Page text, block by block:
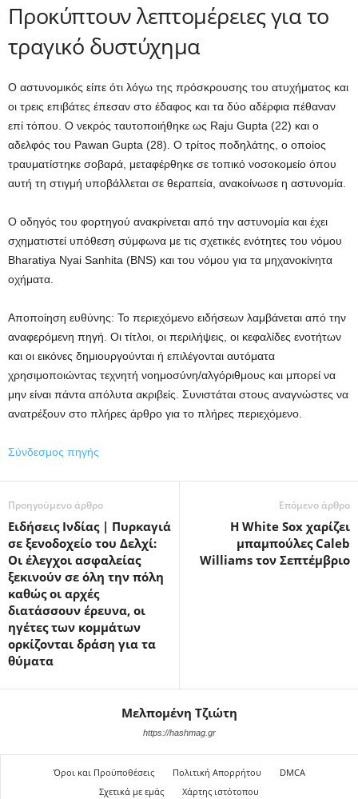
Προκύπτουν λεπτομέρειες για το
τραγικό δυστύχημα
Ο αστυνομικός είπε ότι λόγω της πρόσκρουσης του ατυχήματος και
οι τρεις επιβάτες έπεσαν στο έδαφος και τα δύο αδέρφια πέθαναν
επί τόπου. Ο νεκρός ταυτοποιήθηκε ως Raju Gupta (22) και ο
αδελφός του Pawan Gupta (28). Ο τρίτος ποδηλάτης, ο οποίος
τραυματίστηκε σοβαρά, μεταφέρθηκε σε τοπικό νοσοκομείο όπου
αυτή τη στιγμή υποβάλλεται σε θεραπεία, ανακοίνωσε η αστυνομία.
Ο οδηγός του φορτηγού ανακρίνεται από την αστυνομία και έχει
σχηματιστεί υπόθεση σύμφωνα με τις σχετικές ενότητες του νόμου
Bharatiya Nyai Sanhita (BNS) και του νόμου για τα μηχανοκίνητα
οχήματα.
Αποποίηση ευθύνης: Το περιεχόμενο ειδήσεων λαμβάνεται από την
αναφερόμενη πηγή. Οι τίτλοι, οι περιλήψεις, οι κεφαλίδες ενοτήτων
και οι εικόνες δημιουργούνται ή επιλέγονται αυτόματα
χρησιμοποιώντας τεχνητή νοημοσύνη/αλγόριθμους και μπορεί να
μην είναι πάντα απόλυτα ακριβείς. Συνιστάται στους αναγνώστες να
ανατρέξουν στο πλήρες άρθρο για το πλήρες περιεχόμενο.
Σύνδεσμος πηγής
Προηγούμενο άρθρο
Ειδήσεις Ινδίας | Πυρκαγιά
σε ξενοδοχείο του Δελχί:
Οι έλεγχοι ασφαλείας
ξεκινούν σε όλη την πόλη
καθώς οι αρχές
διατάσσουν έρευνα, οι
ηγέτες των κομμάτων
ορκίζονται δράση για τα
θύματα
Επόμενο άρθρο
Η White Sox χαρίζει
μπαμπούλες Caleb
Williams τον Σεπτέμβριο
Μελπομένη Τζιώτη
https://hashmag.gr
Όροι και Προϋποθέσεις Πολιτική Απορρήτου
DMCA
Σχετικά με εμάς
Χάρτης ιστότοπου